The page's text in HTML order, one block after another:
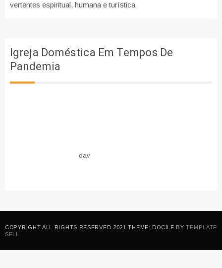
vertentes espiritual, humana e turística
Igreja Doméstica Em Tempos De
Pandemia
dav
COPYRIGHT ALL RIGHTS RESERVED 2021 THEME: DOCILE BYTEMPLATE
SELL